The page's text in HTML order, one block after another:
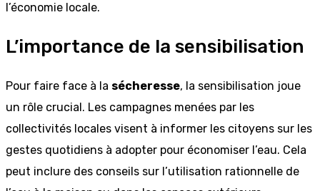
l’économie locale.
L’importance de la sensibilisation
Pour faire face à la sécheresse, la sensibilisation joue
un rôle crucial. Les campagnes menées par les
collectivités locales visent à informer les citoyens sur les
gestes quotidiens à adopter pour économiser l’eau. Cela
peut inclure des conseils sur l’utilisation rationnelle de